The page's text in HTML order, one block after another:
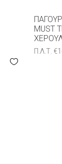
MUST
Π.Λ.Τ.€